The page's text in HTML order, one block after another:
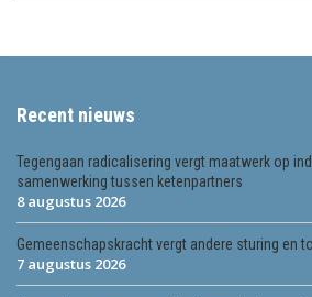
Recent nieuws
Tegengaan radicalisering vergt maatwerk op
samenwerking tussen ketenpartners
8 augustus 2026
Gemeenschapskracht vergt andere sturing en
7 augustus 2026